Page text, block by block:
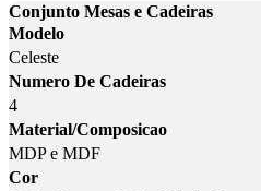
Conjunto Mesas e Cadeiras
Modelo
Celeste
Numero De Cadeiras
4
Material/Composicao
MDP e MDF
Cor